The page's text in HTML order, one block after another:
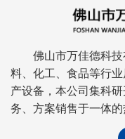
佛山市万佳德科技
料、化工、食品等行
产设备，本公司集科
务、方案销售于一体的